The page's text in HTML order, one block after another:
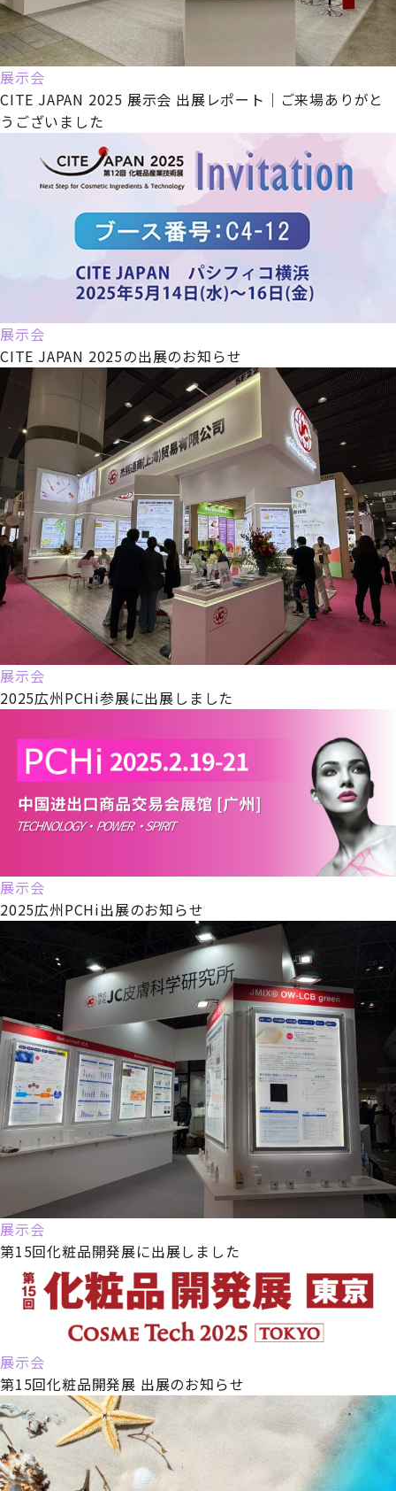
展示会
CITE JAPAN 2025 展示会 出展レポート｜ご来場ありがと
うございました
展示会
CITE JAPAN 2025の出展のお知らせ
展示会
2025広州PCHi参展に出展しました
展示会
2025広州PCHi出展のお知らせ
展示会
第15回化粧品開発展に出展しました
展示会
第15回化粧品開発展 出展のお知らせ